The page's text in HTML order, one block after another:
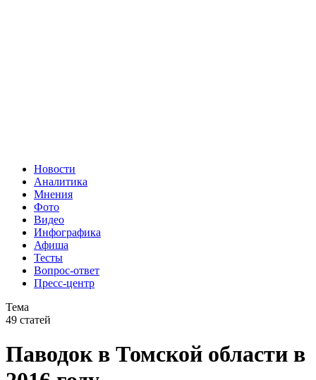
Новости
Аналитика
Мнения
Фото
Видео
Инфографика
Афиша
Тесты
Вопрос-ответ
Пресс-центр
Тема
49 статей
Паводок в Томской области в